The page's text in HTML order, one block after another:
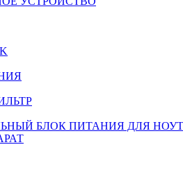
БЛОК ПИТАНИЯ ДЛЯ